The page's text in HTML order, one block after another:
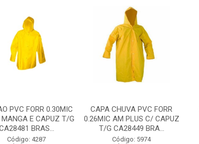
PVC FORR 0.30MIC
E CAPUZ T/G
BRAS...
Código: 4287
CAPA CHUVA PVC FORR
0.26MIC AM PLUS C/ CAPUZ
T/G CA28449 BRA...
Código: 5974